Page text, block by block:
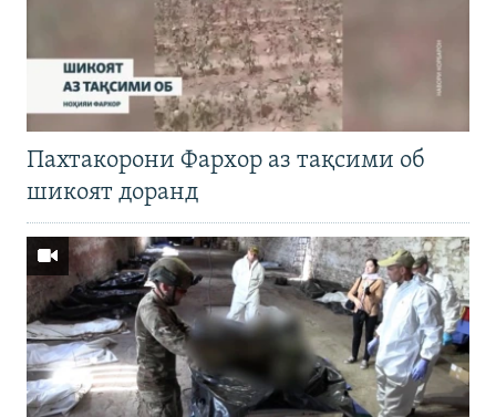
Пахтакорони Фархор аз тақсими об
шикоят доранд